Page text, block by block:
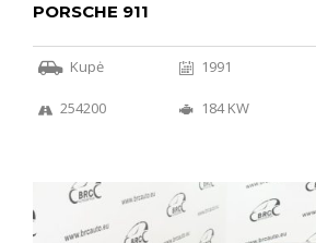
PORSCHE 911
Kupė 1991
254200 184 KW
56